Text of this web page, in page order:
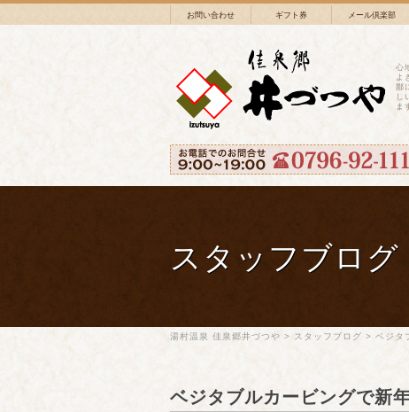
お問い合わせ ギフト券 メール倶楽部
心
よ
鄙
し
ま
スタッフブログ
湯村温泉 佳泉郷井づつや > スタッフブログ > ベジタ
ベジタブルカービングで新